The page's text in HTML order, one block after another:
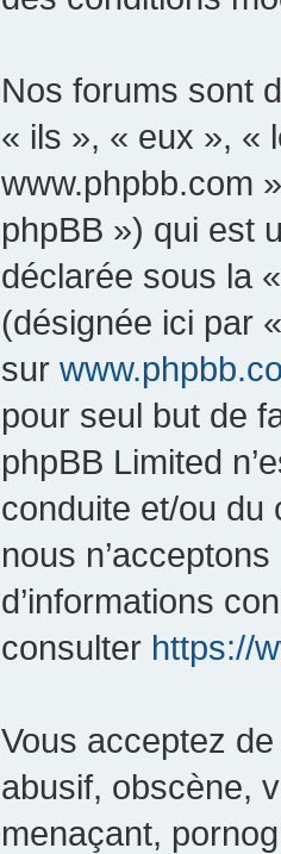
Nos forums sont
« ils », « eux », «
www.phpbb.com
phpBB ») qui est
déclarée sous la
(désignée ici par
sur
pour seul but de
phpBB Limited
conduite et/ou du
nous
d’informations
consulter https://
Vous acceptez
abusif, obscène,
menaçant,